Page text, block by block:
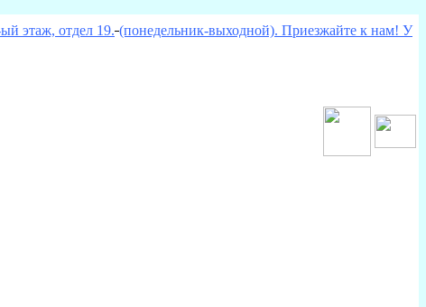
этаж, отдел 19. (понедельник-выходной). Приезжайте к нам! У